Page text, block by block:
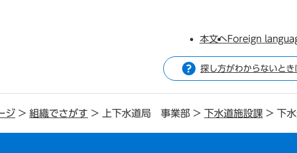
本文へForeign
探し方がわからないとき
ジ > 組織でさがす > 上下水道局 事業部 > 下水道施設課 > 下